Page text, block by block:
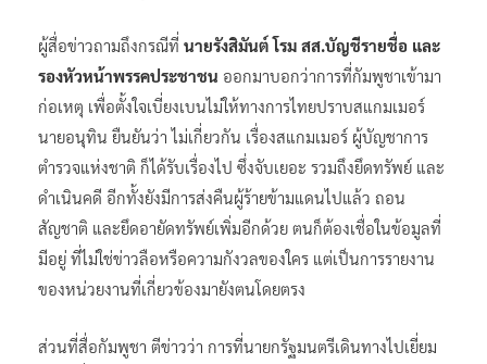
ผู้สื่อข่าวถามถึงกรณีที่ นายรังสิมันต์ โรม สส.บัญชีรายชื่อ และ
รองหัวหน้าพรรคประชาชน ออกมาบอกว่าการที่กัมพูชาเข้ามา
ก่อเหตุ เพื่อตั้งใจเบี่ยงเบนไม่ให้ทางการไทยปราบสแกมเมอร์
นายอนุทิน ยืนยันว่า ไม่เกี่ยวกัน เรื่องสแกมเมอร์ ผู้บัญชาการ
ตำรวจแห่งชาติ ก็ได้รับเรื่องไป ซึ่งจับเยอะ รวมถึงยึดทรัพย์ และ
ดำเนินคดี อีกทั้งยังมีการส่งคืนผู้ร้ายข้ามแดนไปแล้ว ถอน
สัญชาติ และยึดอายัดทรัพย์เพิ่มอีกด้วย ตนก็ต้องเชื่อในข้อมูลที่
มีอยู่ ที่ไม่ใช่ข่าวลือหรือความกังวลของใคร แต่เป็นการรายงาน
ของหน่วยงานที่เกี่ยวข้องมายังตนโดยตรง
ส่วนที่สื่อกัมพูชา ตีข่าวว่า การที่นายกรัฐมนตรีเดินทางไปเยี่ยม